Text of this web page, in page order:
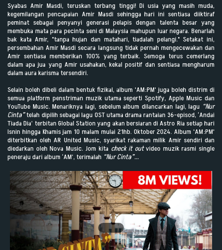
Syabas Amir Masdi, teruskan terbang tinggi! Di usia yang masih muda,
kegemilangan pencapaian Amir Masdi sehingga hari ini sentiasa diiktiraf
peminat sebagai penyanyi generasi pelapis dengan talenta besar yang
membuka mata para pecinta seni di Malaysia mahupun luar negara. Benarlah
bak kata Amir, "tanpa hujan dan matahari, tiadalah pelangi." Setakat ini,
persembahan Amir Masdi secara langsung tidak pernah mengecewakan dan
Amir sentiasa memberikan 100% yang terbaik. Semoga terus cemerlang
dalam apa jua yang Amir usahakan, kekal positif dan sentiasa mengharum
dalam aura karisma tersendiri.
Selain boleh dibeli dalam bentuk fizikal, album 'AM:PM' juga boleh distrim di
semua platform penstriman muzik utama seperti Spotify, Apple Music dan
YouTube Music. Menariknya lagi, sebelum album dilancarkan lagi, lagu “Nur
Cinta”telah dipilih sebagai lagu OST utama drama rantaian 36-episod, ‘Andai
Tiada Dia’ terbitan Global Station yang akan bersiaran di Astro Ria setiap hari
Isnin hingga Khamis jam 10 malam mulai 21hb. Oktober 2024. Album 'AM:PM'
diterbitkan oleh AR United Music, syarikat rakaman milik Amir sendiri dan
diedarkan oleh Nova Music. Jom kita check it outvideo muzik rasmi single
peneraju dari album ‘AM’, terimalah “Nur Cinta”...